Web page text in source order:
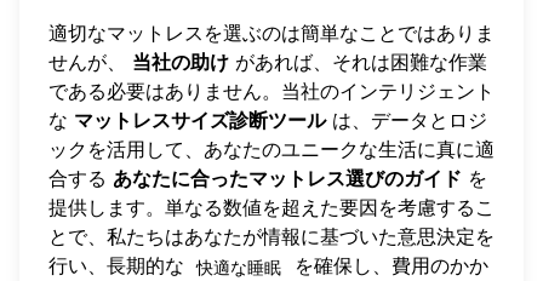
適切なマットレスを選ぶのは簡単なことではありま
せんが、 当社の助け があれば、それは困難な作業
である必要はありません。当社のインテリジェント
な マットレスサイズ診断ツールは、データとロジ
ックを活用して、あなたのユニークな生活に真に適
合する あなたに合ったマットレス選びのガイド を
提供します。単なる数値を超えた要因を考慮するこ
とで、私たちはあなたが情報に基づいた意思決定を
行い、長期的な
快適な睡眠
を確保し、費用のかか